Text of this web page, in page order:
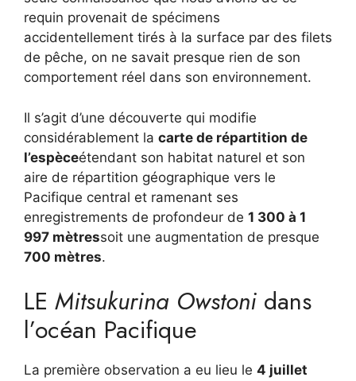
requin provenait de spécimens
accidentellement tirés à la surface par des filets
de pêche, on ne savait presque rien de son
comportement réel dans son environnement.
Il s’agit d’une découverte qui modifie
considérablement la carte de répartition de
l’espèceétendant son habitat naturel et son
aire de répartition géographique vers le
Pacifique central et ramenant ses
enregistrements de profondeur de 1 300 à 1
997 mètressoit une augmentation de presque
700 mètres.
LE Mitsukurina Owstoni dans
l’océan Pacifique
La première observation a eu lieu le 4 juillet